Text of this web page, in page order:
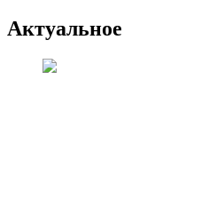
Актуальное